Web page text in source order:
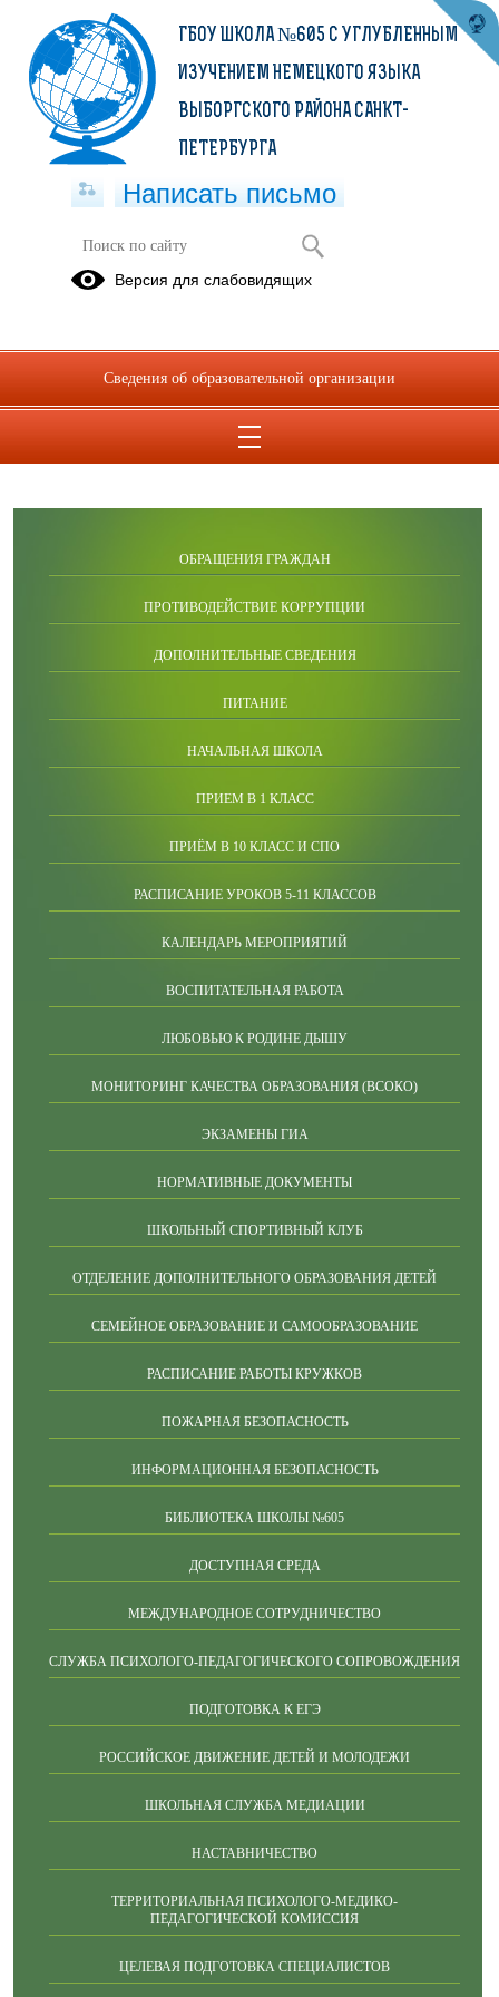
Заявления по приему в 1 класс
ОБРАЩЕНИЯ ГРАЖДАН
ПРОТИВОДЕЙСТВИЕ КОРРУПЦИИ
ДОПОЛНИТЕЛЬНЫЕ СВЕДЕНИЯ
ПИТАНИЕ
НАЧАЛЬНАЯ ШКОЛА
ПРИЕМ В 1 КЛАСС
ПРИЁМ В 10 КЛАСС И СПО
РАСПИСАНИЕ УРОКОВ 5-11 КЛАССОВ
КАЛЕНДАРЬ МЕРОПРИЯТИЙ
ВОСПИТАТЕЛЬНАЯ РАБОТА
ЛЮБОВЬЮ К РОДИНЕ ДЫШУ
МОНИТОРИНГ КАЧЕСТВА ОБРАЗОВАНИЯ (ВСОКО)
ЭКЗАМЕНЫ ГИА
НОРМАТИВНЫЕ ДОКУМЕНТЫ
ШКОЛЬНЫЙ СПОРТИВНЫЙ КЛУБ
ОТДЕЛЕНИЕ ДОПОЛНИТЕЛЬНОГО ОБРАЗОВАНИЯ ДЕТЕЙ
СЕМЕЙНОЕ ОБРАЗОВАНИЕ И САМООБРАЗОВАНИЕ
РАСПИСАНИЕ РАБОТЫ КРУЖКОВ
ПОЖАРНАЯ БЕЗОПАСНОСТЬ
ИНФОРМАЦИОННАЯ БЕЗОПАСНОСТЬ
БИБЛИОТЕКА ШКОЛЫ №605
ДОСТУПНАЯ СРЕДА
МЕЖДУНАРОДНОЕ СОТРУДНИЧЕСТВО
СЛУЖБА ПСИХОЛОГО-ПЕДАГОГИЧЕСКОГО СОПРОВОЖДЕНИЯ
ПОДГОТОВКА К ЕГЭ
РОССИЙСКОЕ ДВИЖЕНИЕ ДЕТЕЙ И МОЛОДЕЖИ
ШКОЛЬНАЯ СЛУЖБА МЕДИАЦИИ
НАСТАВНИЧЕСТВО
ТЕРРИТОРИАЛЬНАЯ ПСИХОЛОГО-МЕДИКО-
ПЕДАГОГИЧЕСКОЙ КОМИССИЯ
ЦЕЛЕВАЯ ПОДГОТОВКА СПЕЦИАЛИСТОВ
ГБОУ ШКОЛА №605 С УГЛУБЛЕННЫМ
ИЗУЧЕНИЕМ НЕМЕЦКОГО ЯЗЫКА
ВЫБОРГСКОГО РАЙОНА САНКТ-
ПЕТЕРБУРГА
Написать письмо
Версия для слабовидящих
Сведения об образовательной организации